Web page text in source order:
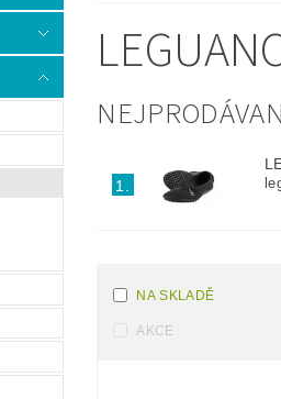
1.
NA SKLADĚ
AKCE